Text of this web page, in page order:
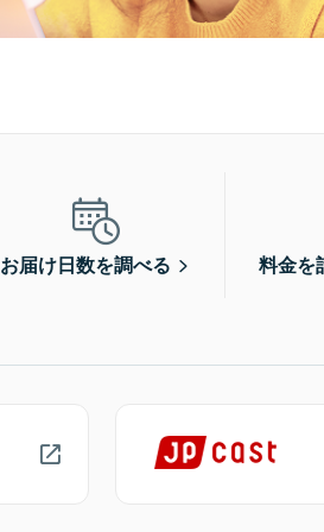
お届け日数を調べる 料金を